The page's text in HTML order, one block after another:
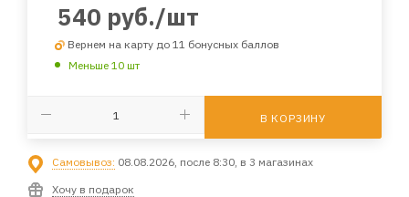
540 руб./шт
Вернем на карту до 11 бонусных баллов
Меньше 10 шт
В КОРЗИНУ
Самовывоз: 08.08.2026, после 8:30, в 3 магазинах
Хочу в подарок